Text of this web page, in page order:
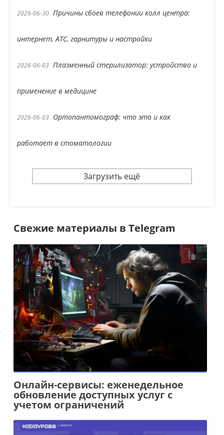
2026-06-30 Причины сбоев телефонии колл центра:
интернет, АТС, гарнитуры и настройки
2026-06-03 Плазменный стерилизатор: устройство и
применение в медицине
2026-06-03 Ортопантомограф: что это и как
работает в стоматологии
Загрузить ещё
Свежие материалы в Telegram
Онлайн-сервисы: еженедельное
обновление доступных услуг с
учетом ограничений